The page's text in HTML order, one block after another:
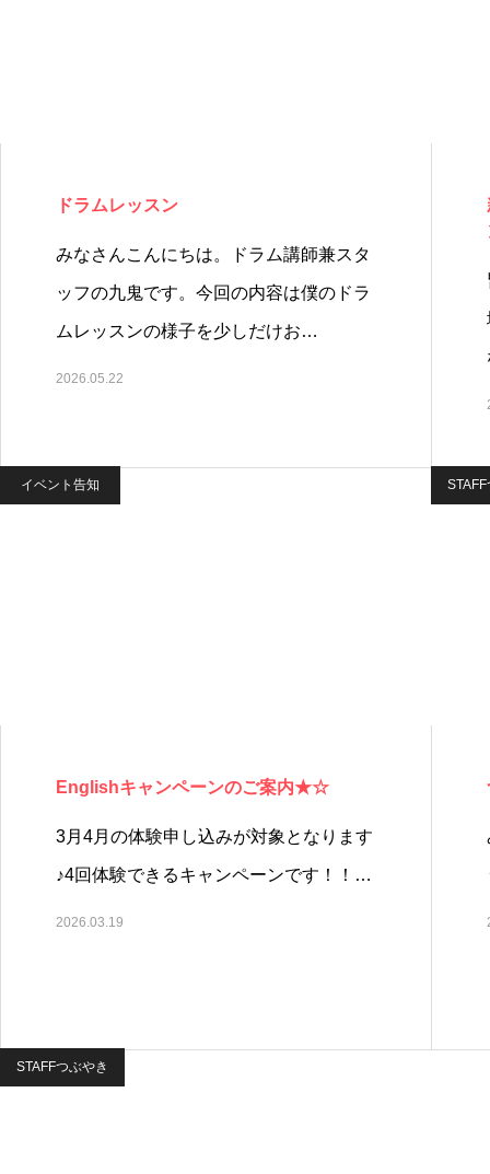
ドラムレッスン
みなさんこんにちは。ドラム講師兼スタ
ッフの九鬼です。今回の内容は僕のドラ
ムレッスンの様子を少しだけお…
2026.05.22
イベント告知
Englishキャンペーンのご案内★☆
3月4月の体験申し込みが対象となります
♪4回体験できるキャンペーンです！！…
2026.03.19
STAFFつぶやき